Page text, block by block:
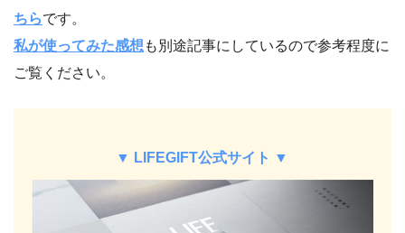
ちらです。
私が使ってみた感想 も別途記事にしているので参考程度に
ご覧ください。
▼ LIFEGIFT公式サイト ▼